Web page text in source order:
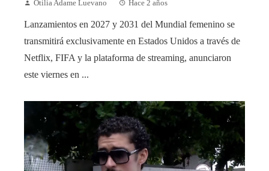
Otilia Adame Luevano Hace 2 años
Lanzamientos en 2027 y 2031 del Mundial femenino se
transmitirá exclusivamente en Estados Unidos a través de
Netflix, FIFA y la plataforma de streaming, anunciaron
este viernes en ...